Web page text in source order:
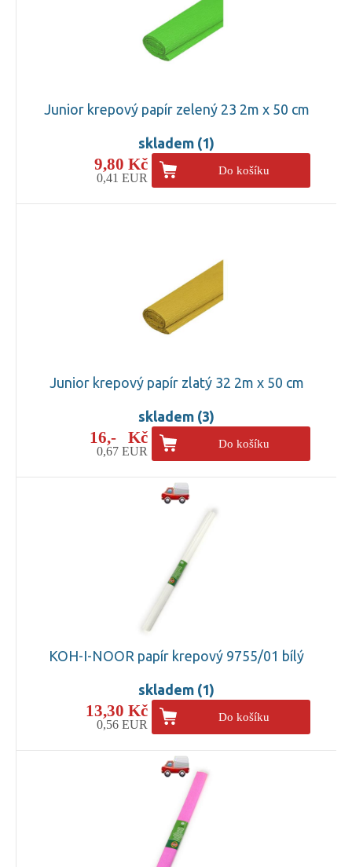
Junior krepový papír zelený 23 2m x 50 cm
skladem (1)
9,80 Kč
0,41 EUR
Do košíku
Junior krepový papír zlatý 32 2m x 50 cm
skladem (3)
16,- Kč
0,67 EUR
Do košíku
KOH-I-NOOR papír krepový 9755/01 bílý
skladem (1)
13,30 Kč
0,56 EUR
Do košíku